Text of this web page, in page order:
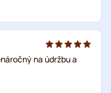
na údržbu a